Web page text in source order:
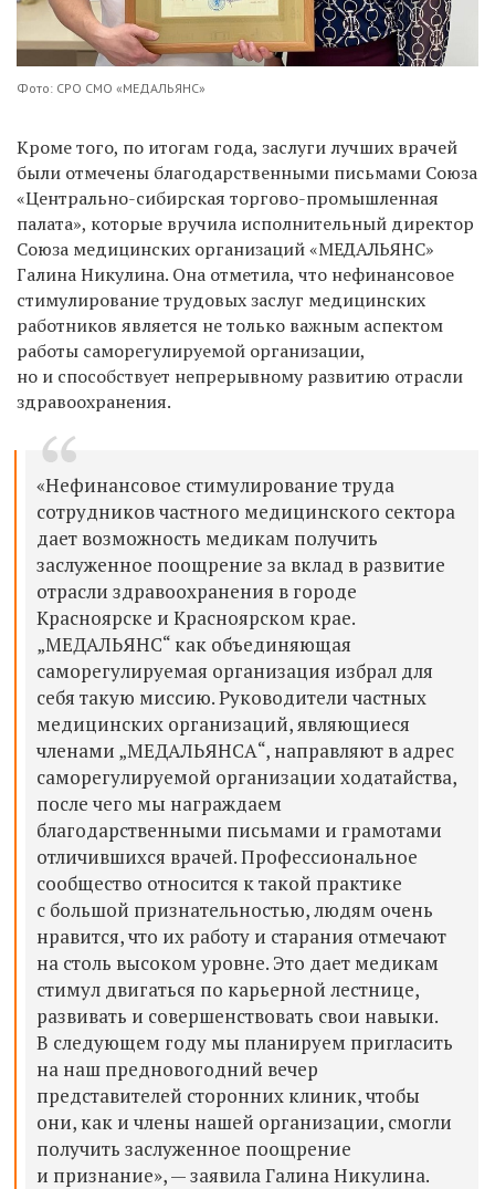
Фото: СРО СМО «МЕДАЛЬЯНС»
Кроме того, по итогам года, заслуги лучших врачей
были отмечены благодарственными письмами Союза
«Центрально-сибирская торгово-промышленная
палата», которые вручила исполнительный директор
Союза медицинских организаций «МЕДАЛЬЯНС»
Галина Никулина. Она отметила, что нефинансовое
стимулирование трудовых заслуг медицинских
работников является не только важным аспектом
работы саморегулируемой организации,
но и способствует непрерывному развитию отрасли
здравоохранения.
«Нефинансовое стимулирование труда
сотрудников частного медицинского сектора
дает возможность медикам получить
заслуженное поощрение за вклад в развитие
отрасли здравоохранения в городе
Красноярске и Красноярском крае.
„МЕДАЛЬЯНС“ как объединяющая
саморегулируемая организация избрал для
себя такую миссию. Руководители частных
медицинских организаций, являющиеся
членами „МЕДАЛЬЯНСА“, направляют в адрес
саморегулируемой организации ходатайства,
после чего мы награждаем
благодарственными письмами и грамотами
отличившихся врачей. Профессиональное
сообщество относится к такой практике
с большой признательностью, людям очень
нравится, что их работу и старания отмечают
на столь высоком уровне. Это дает медикам
стимул двигаться по карьерной лестнице,
развивать и совершенствовать свои навыки.
В следующем году мы планируем пригласить
на наш предновогодний вечер
представителей сторонних клиник, чтобы
они, как и члены нашей организации, смогли
получить заслуженное поощрение
и признание», — заявила Галина Никулина.